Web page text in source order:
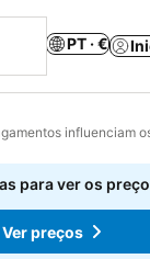
PT · €
influenciam
para ver os
Ver preços